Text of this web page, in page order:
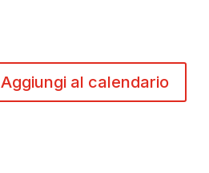
Aggiungi al calendario